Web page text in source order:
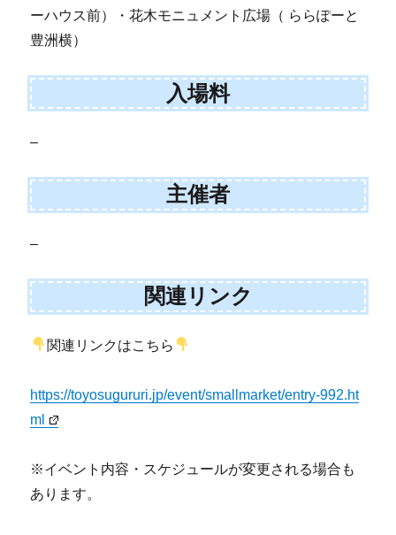
ーハウス前）・花木モニュメント広場（ ららぽーと
豊洲横）
入場料
–
主催者
–
関連リンク
関連リンクはこちら
https://toyosugururi.jp/event/smallmarket/entry-992.ht
ml
※イベント内容・スケジュールが変更される場合も
あります。